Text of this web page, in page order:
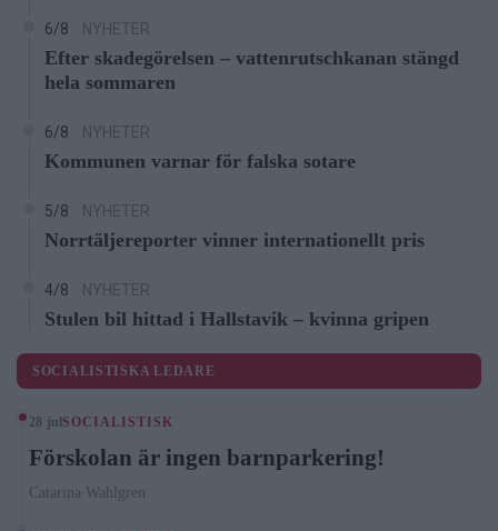
6/8 NYHETER
Efter skadegörelsen – vattenrutschkanan stängd
hela sommaren
6/8 NYHETER
Kommunen varnar för falska sotare
5/8 NYHETER
Norrtäljereporter vinner internationellt pris
4/8 NYHETER
Stulen bil hittad i Hallstavik – kvinna gripen
SOCIALISTISKA LEDARE
28 julSOCIALISTISK
Förskolan är ingen barnparkering!
Catarina Wahlgren